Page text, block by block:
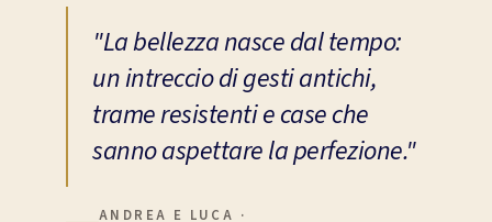
"La bellezza nasce dal tempo:
un intreccio di gesti antichi,
trame resistenti e case che
sanno aspettare la perfezione."
ANDREA E LUCA ·